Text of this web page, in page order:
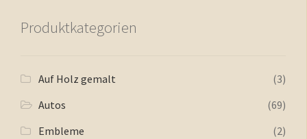
Produktkategorien
Auf Holz gemalt
(3)
Autos
(69)
Embleme
(2)